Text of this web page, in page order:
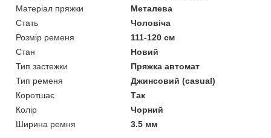
Матеріал пряжки
Металева
Стать
Чоловіча
Розмір ременя
111-120 см
Стан
Новий
Тип застежки
Пряжка автомат
Тип ременя
Джинсовий (casual)
Коротшає
Так
Колір
Чорний
Ширина ремня
3.5 мм